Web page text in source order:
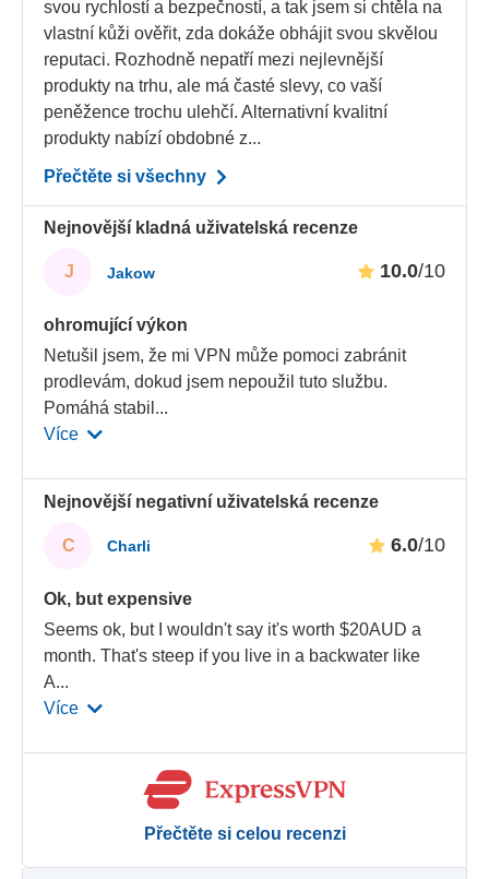
svou rychlostí a bezpečností, a tak jsem si chtěla na
vlastní kůži ověřit, zda dokáže obhájit svou skvělou
reputaci. Rozhodně nepatří mezi nejlevnější
produkty na trhu, ale má časté slevy, co vaší
peněžence trochu ulehčí. Alternativní kvalitní
produkty nabízí obdobné z...
Přečtěte si všechny
Nejnovější kladná uživatelská recenze
J Jakow 10.0/10
ohromující výkon
Netušil jsem, že mi VPN může pomoci zabránit
prodlevám, dokud jsem nepoužil tuto službu.
Pomáhá stabil ...
Více
Nejnovější negativní uživatelská recenze
C Charli 6.0/10
Ok, but expensive
Seems ok, but I wouldn't say it's worth $20AUD a
month. That's steep if you live in a backwater like
A...
Více
Přečtěte si celou recenzi